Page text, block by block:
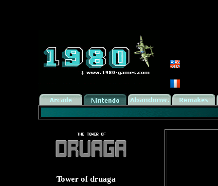
Tower of druaga